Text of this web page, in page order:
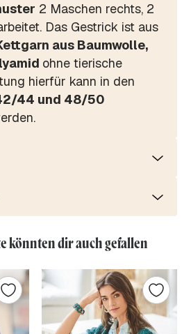
2 Maschen rechts, 2
Das Gestrick ist aus
aus Baumwolle,
ohne tierische
hierfür kann in den
44 und 48/50
könnten dir auch gefallen